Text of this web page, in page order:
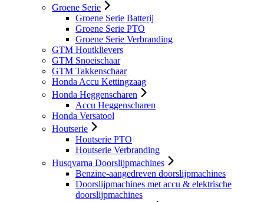
Groene Serie
Groene Serie Batterij
Groene Serie PTO
Groene Serie Verbranding
GTM Houtklievers
GTM Snoeischaar
GTM Takkenschaar
Honda Accu Kettingzaag
Honda Heggenscharen
Accu Heggenscharen
Honda Versatool
Houtserie
Houtserie PTO
Houtserie Verbranding
Husqvarna Doorslijpmachines
Benzine-aangedreven doorslijpmachines
Doorslijpmachines met accu & elektrische
doorslijpmachines